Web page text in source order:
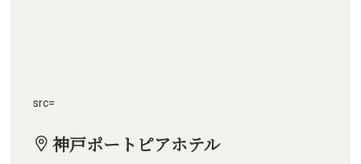
src=
神戸ポートピアホテル